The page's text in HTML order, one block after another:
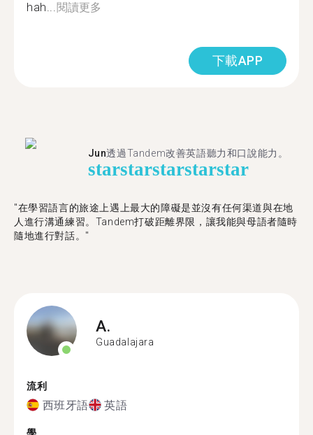
hah...閱讀更多
下載APP
Jun透過Tandem改善英語聽力和口說能力。
starstarstarstarstar
"在學習語言的旅途上遇上最大的障礙是並沒有任何渠道與在地
人進行溝通練習。Tandem打破距離界限，讓我能與母語者隨時
隨地進行對話。"
A.
Guadalajara
流利
西班牙語 英語